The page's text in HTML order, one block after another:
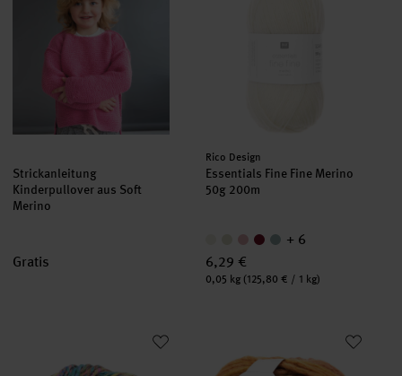
Strickanleitung
Kinderpullover aus Soft
Merino
Gratis
Hersteller:
Rico Design
Essentials Fine Fine Merino
50g 200m
+ 6
6,29 €
Inhalt:
0,05 kg (125,80 € / 1 kg)
Creative Lucky gelb-grün